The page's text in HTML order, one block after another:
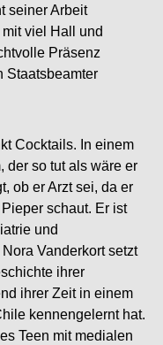
seiner Arbeit
viel Hall und
Präsenz
Staatsbeamter
Cocktails. In einem
der so tut als wäre er
ob er Arzt sei, da er
schaut. Er ist
und
Vanderkort setzt
ihrer
ihrer Zeit in einem
kennengelernt hat.
Teen mit medialen